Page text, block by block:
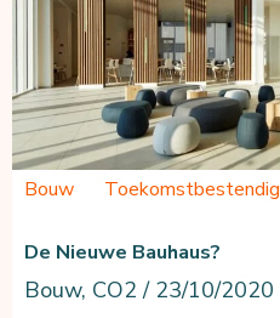
Bouw Toekomstbestendig
De Nieuwe Bauhaus?
Bouw, CO2 / 23/10/2020